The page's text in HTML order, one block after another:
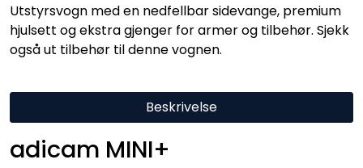
Utstyrsvogn med en nedfellbar sidevange, premium
hjulsett og ekstra gjenger for armer og tilbehør. Sjekk
også ut tilbehør til denne vognen.
Beskrivelse
adicam MINI+